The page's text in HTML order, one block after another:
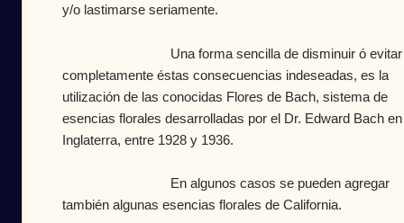
y/o lastimarse seriamente.
Una forma sencilla de disminuir ó evitar
completamente éstas consecuencias indeseadas, es la
utilización de las conocidas Flores de Bach, sistema de
esencias florales desarrolladas por el Dr. Edward Bach en
Inglaterra, entre 1928 y 1936.
En algunos casos se pueden agregar
también algunas esencias florales de California.